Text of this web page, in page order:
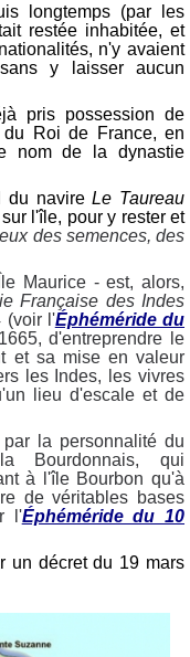
longtemps (par les
restée inhabitée, et
n'y avaient
y laisser aucun
pris possession de
Roi de France, en
nom de la dynastie
du navireLe Taureau
l'île, pour y rester et
des semences, des
Maurice - est, alors,
Française des Indes
(voir l'Éphéméride du
d'entreprendre le
et sa mise en valeur
les Indes, les vivres
lieu d'escale et de
la personnalité du
qui
à l'île Bourbon qu'à
de véritables bases
l'Éphéméride du 10
un décret du 19 mars